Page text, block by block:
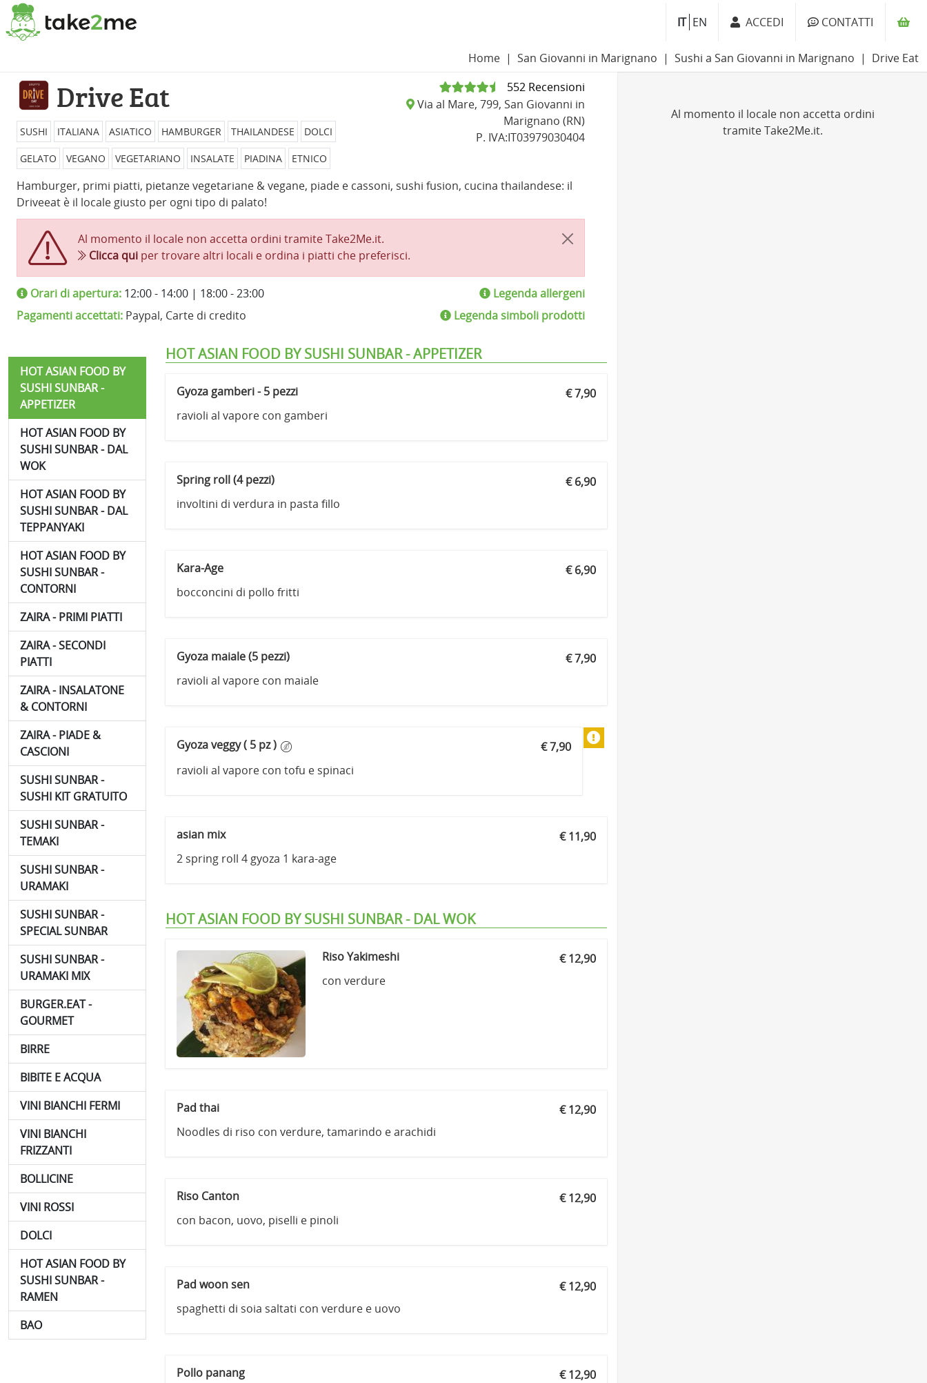
IT EN ACCEDI CONTATTI
Home San Giovanni in Marignano Sushi a San Giovanni in Marignano Drive Eat
Drive Eat
SUSHI ITALIANA ASIATICO HAMBURGER THAILANDESE DOLCI
GELATO VEGANO VEGETARIANO INSALATE PIADINA ETNICO
552 Recensioni
Via al Mare, 799, San Giovanni in
Marignano (RN)
P. IVA:IT03979030404
Hamburger, primi piatti, pietanze vegetariane & vegane, piade e cassoni, sushi fusion, cucina thailandese: il
Driveeat è il locale giusto per ogni tipo di palato!
Al momento il locale non accetta ordini tramite Take2Me.it.
Clicca qui per trovare altri locali e ordina i piatti che preferisci.
Orari di apertura: 12:00 - 14:00 | 18:00 - 23:00
Pagamenti accettati: Paypal, Carte di credito
Legenda allergeni
Legenda simboli prodotti
HOT ASIAN FOOD BY
SUSHI SUNBAR -
APPETIZER
HOT ASIAN FOOD BY
SUSHI SUNBAR - DAL
WOK
HOT ASIAN FOOD BY
SUSHI SUNBAR - DAL
TEPPANYAKI
HOT ASIAN FOOD BY
SUSHI SUNBAR -
CONTORNI
ZAIRA - PRIMI PIATTI
ZAIRA - SECONDI
PIATTI
ZAIRA - INSALATONE
& CONTORNI
ZAIRA - PIADE &
CASCIONI
SUSHI SUNBAR -
SUSHI KIT GRATUITO
SUSHI SUNBAR -
TEMAKI
SUSHI SUNBAR -
URAMAKI
SUSHI SUNBAR -
SPECIAL SUNBAR
SUSHI SUNBAR -
URAMAKI MIX
BURGER.EAT -
GOURMET
BIRRE
BIBITE E ACQUA
VINI BIANCHI FERMI
VINI BIANCHI
FRIZZANTI
BOLLICINE
VINI ROSSI
DOLCI
HOT ASIAN FOOD BY
SUSHI SUNBAR -
RAMEN
BAO
HOT ASIAN FOOD BY SUSHI SUNBAR - APPETIZER
Gyoza gamberi - 5 pezzi
€ 7,90
ravioli al vapore con gamberi
Spring roll (4 pezzi)
€ 6,90
involtini di verdura in pasta fillo
Kara-Age
€ 6,90
bocconcini di pollo fritti
Gyoza maiale (5 pezzi)
€ 7,90
ravioli al vapore con maiale
Gyoza veggy ( 5 pz )
€ 7,90
ravioli al vapore con tofu e spinaci
asian mix
€ 11,90
2 spring roll 4 gyoza 1 kara-age
HOT ASIAN FOOD BY SUSHI SUNBAR - DAL WOK
Riso Yakimeshi
€ 12,90
con verdure
Pad thai
€ 12,90
Noodles di riso con verdure, tamarindo e arachidi
Riso Canton
€ 12,90
con bacon, uovo, piselli e pinoli
Pad woon sen
€ 12,90
spaghetti di soia saltati con verdure e uovo
Pollo panang
€ 12,90
Al momento il locale non accetta ordini
tramite Take2Me.it.